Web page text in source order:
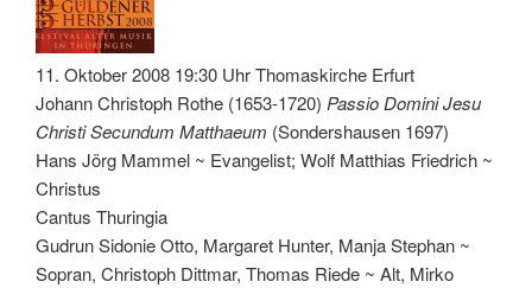
11. Oktober 2008 19:30 Uhr Thomaskirche Erfurt
Johann Christoph Rothe (1653-1720) Passio Domini Jesu
Christi Secundum Matthaeum (Sondershausen 1697)
Hans Jörg Mammel ~ Evangelist; Wolf Matthias Friedrich ~
Christus
Cantus Thuringia
Gudrun Sidonie Otto, Margaret Hunter, Manja Stephan ~
Sopran, Christoph Dittmar, Thomas Riede ~ Alt, Mirko